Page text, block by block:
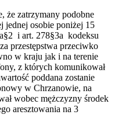
że zatrzymany podobne
jednej osobie poniżej 15
i art. 278§3a kodeksu
przestępstwa przeciwko
w kraju jak i na terenie
z których komunikował
poddana zostanie
w Chrzanowie, na
wobec mężczyzny środek
aresztowania na 3